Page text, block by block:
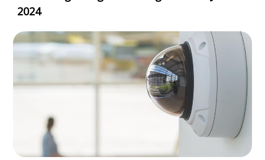
2024